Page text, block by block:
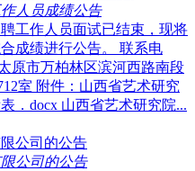
人员成绩公告
工作人员面试已结束，现将
成绩进行公告。 联系电
原市万柏林区滨河西路南段
室 附件：山西省艺术研究
．docx 山西省艺术研究院...
公司的公告
公司的公告